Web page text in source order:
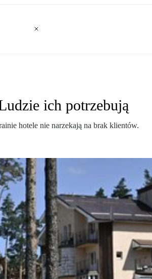
ich potrzebują
hotele nie narzekają na brak klientów.